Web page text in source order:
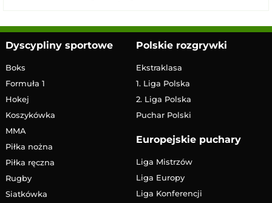
Dyscypliny sportowe
Boks
Formuła 1
Hokej
Koszykówka
MMA
Piłka nożna
Piłka ręczna
Rugby
Siatkówka
Polskie rozgrywki
Ekstraklasa
1. Liga Polska
2. Liga Polska
Puchar Polski
Europejskie puchary
Liga Mistrzów
Liga Europy
Liga Konferencji